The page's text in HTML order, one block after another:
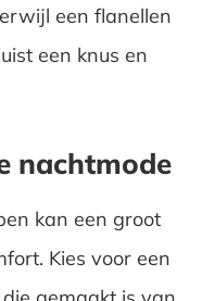
een flanellen
een knus en
nachtmode
kan een groot
Kies voor een